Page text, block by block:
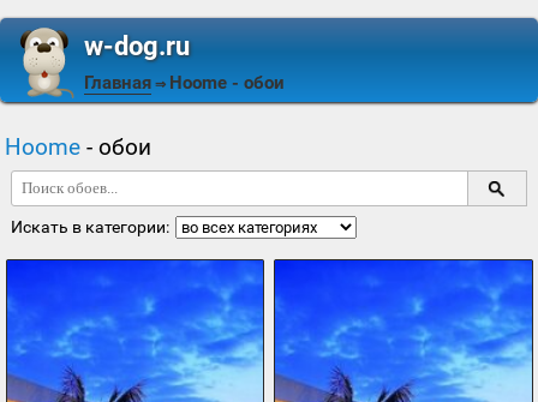
w-dog.ru
Главная ⇒ Hoome - обои
Hoome - обои
Искать в категории: